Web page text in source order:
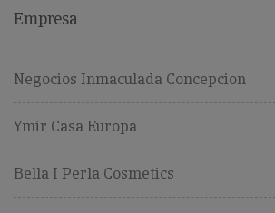
Empresa
Negocios Inmaculada Concepcion
Ymir Casa Europa
Bella I Perla Cosmetics